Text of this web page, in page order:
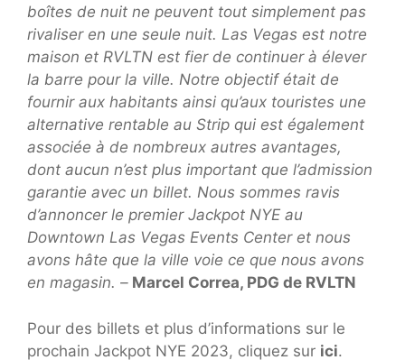
boîtes de nuit ne peuvent tout simplement pas
rivaliser en une seule nuit. Las Vegas est notre
maison et RVLTN est fier de continuer à élever
la barre pour la ville. Notre objectif était de
fournir aux habitants ainsi qu’aux touristes une
alternative rentable au Strip qui est également
associée à de nombreux autres avantages,
dont aucun n’est plus important que l’admission
garantie avec un billet. Nous sommes ravis
d’annoncer le premier Jackpot NYE au
Downtown Las Vegas Events Center et nous
avons hâte que la ville voie ce que nous avons
en magasin. – Marcel Correa, PDG de RVLTN
Pour des billets et plus d’informations sur le
prochain Jackpot NYE 2023, cliquez sur ici.